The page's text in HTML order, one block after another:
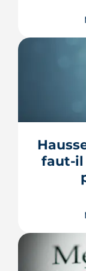
À
identique
confort
Météo-
nuits
secteur
faut-il